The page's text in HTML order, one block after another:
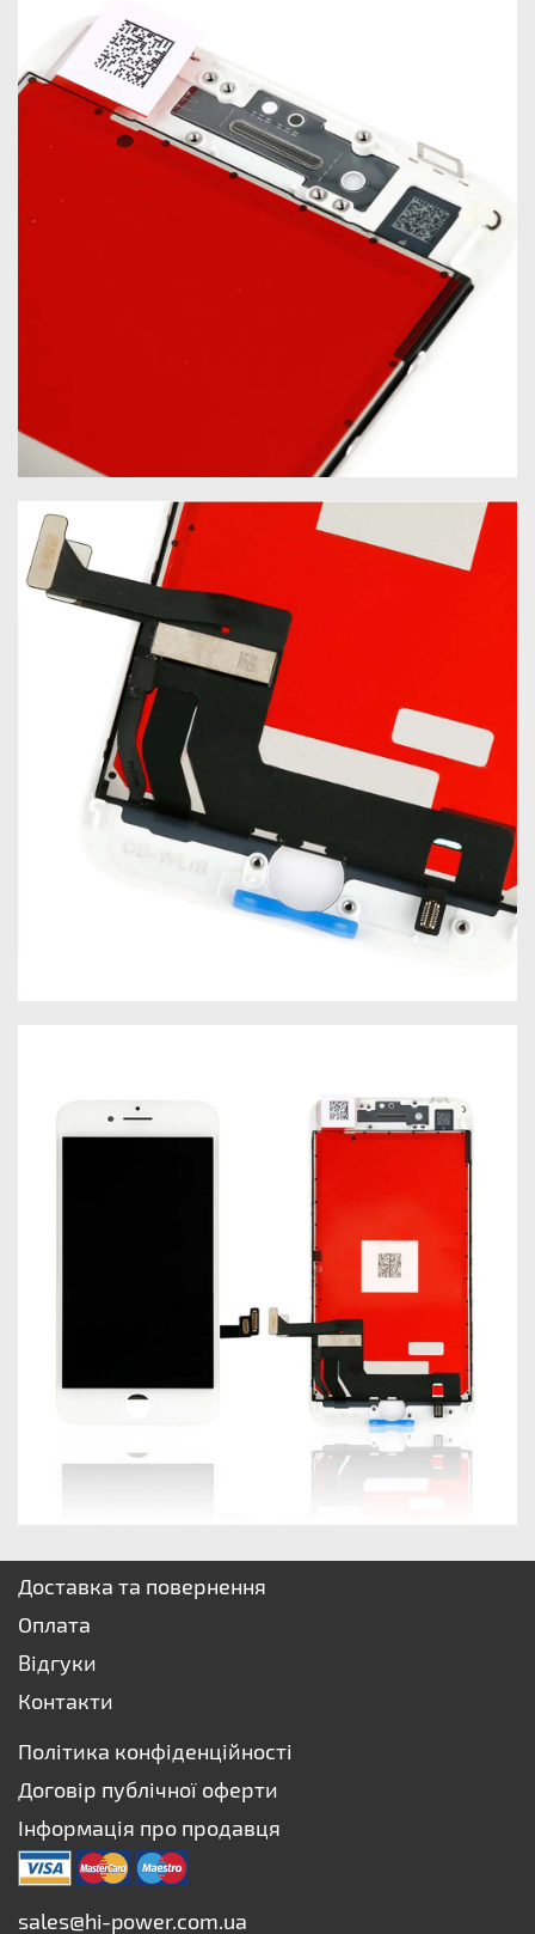
Доставка та повернення
Оплата
Відгуки
Контакти
Політика конфіденційності
Договір публічної оферти
Інформація про продавця
sales@hi-power.com.ua